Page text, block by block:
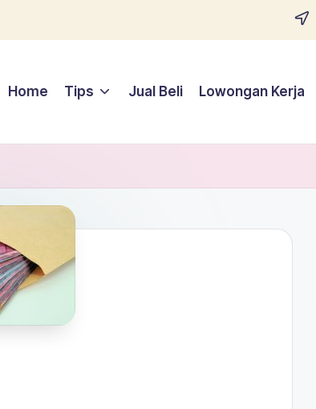
Home Tips Jual Beli Lowongan Kerja